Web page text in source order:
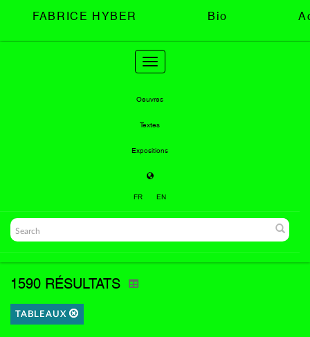
FABRICE HYBER Bio
Toggle
navigation
Oeuvres
Textes
Expositions
FR EN
1590 RÉSULTATS
TABLEAUX